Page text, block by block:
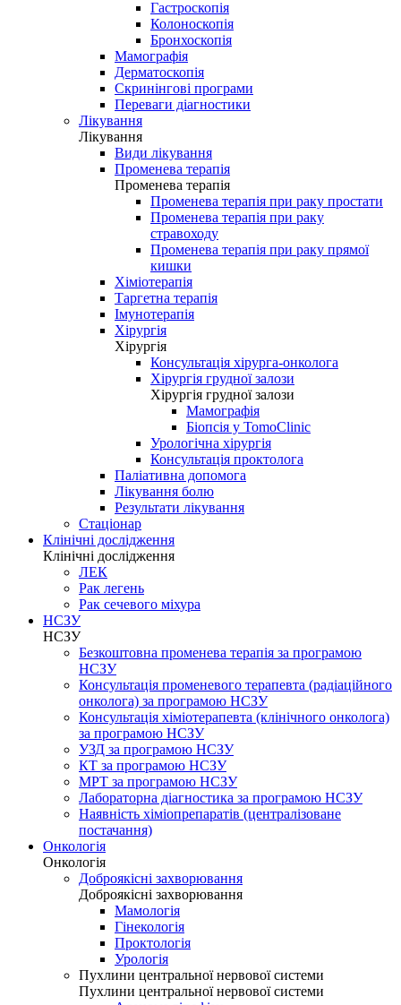
Гастроскопія
Колоноскопія
Бронхоскопія
Мамографія
Дерматоскопія
Скринінгові програми
Переваги діагностики
Лікування
Лікування
Види лікування
Променева терапія
Променева терапія
Променева терапія при раку простати
Променева терапія при раку
стравоходу
Променева терапія при раку прямої
кишки
Хіміотерапія
Таргетна терапія
Імунотерапія
Хірургія
Хірургія
Консультація хірурга-онколога
Хірургія грудної залози
Хірургія грудної залози
Мамографія
Біопсія у TomoClinic
Урологічна хірургія
Консультація проктолога
Паліативна допомога
Лікування болю
Результати лікування
Стаціонар
Клінічні дослідження
Клінічні дослідження
ЛЕК
Рак легень
Рак сечевого міхура
НСЗУ
НСЗУ
Безкоштовна променева терапія за програмою
НСЗУ
Консультація променевого терапевта (радіаційного
онколога) за програмою НСЗУ
Консультація хіміотерапевта (клінічного онколога)
за програмою НСЗУ
УЗД за програмою НСЗУ
КТ за програмою НСЗУ
МРТ за програмою НСЗУ
Лабораторна діагностика за програмою НСЗУ
Наявність хіміопрепаратів (централізоване
постачання)
Онкологія
Онкологія
Доброякісні захворювання
Доброякісні захворювання
Мамологія
Гінекологія
Проктологія
Урологія
Пухлини центральної нервової системи
Пухлини центральної нервової системи